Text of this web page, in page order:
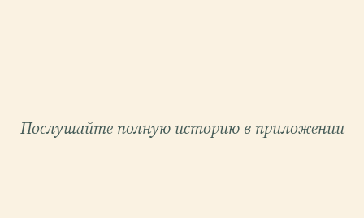
Послушайте полную историю в приложении